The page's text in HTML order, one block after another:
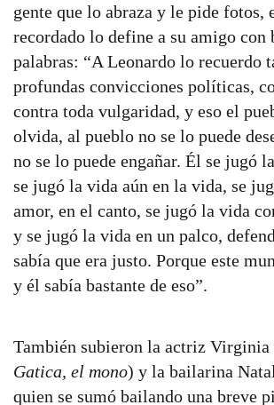
gente que lo abraza y le pide fotos,
recordado lo define a su amigo con
palabras: “A Leonardo lo recuerdo
profundas convicciones políticas,
contra toda vulgaridad, y eso el
olvida, al pueblo no se lo puede
no se lo puede engañar. Él se jugó
se jugó la vida aún en la vida, se
amor, en el canto, se jugó la vida
y se jugó la vida en un palco,
sabía que era justo. Porque este
y él sabía bastante de eso”.
También subieron la actriz
Gatica, el mono) y la bailarina
quien se sumó bailando una breve